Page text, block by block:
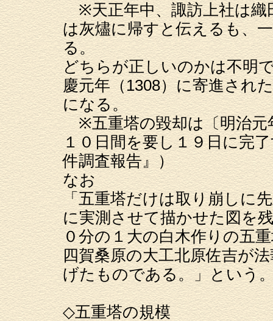
※天正年中、諏訪上社は織
は灰燼に帰すと伝えるも、
る。
どちらが正しいのかは不明
慶元年（1308）に寄進され
になる。
※五重塔の毀却は〔明治元
１０日間を要し１９日に完
件調査報告』）
なお
「五重塔だけは取り崩しに
に実測させて描かせた図を
０分の１大の白木作りの五
四賀桑原の大工北原佐吉が
げたものである。」という
◇五重塔の規模